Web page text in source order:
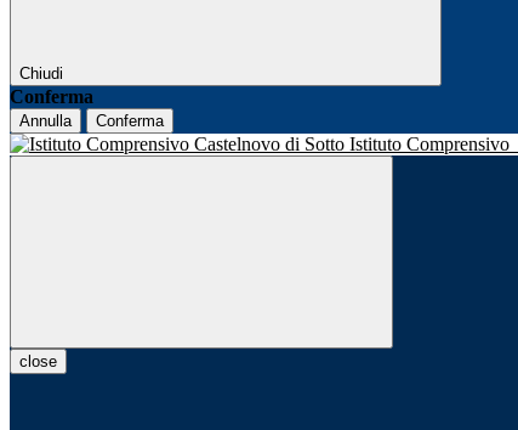
Chiudi
Conferma
Annulla Conferma
Istituto Comprensivo
close